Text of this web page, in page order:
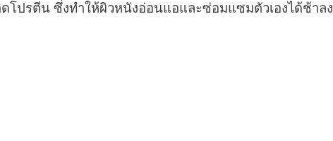
โปรตีน ซึ่งทำให้ผิวหนังอ่อนแอและซ่อมแซมตัวเองได้ช้าลง